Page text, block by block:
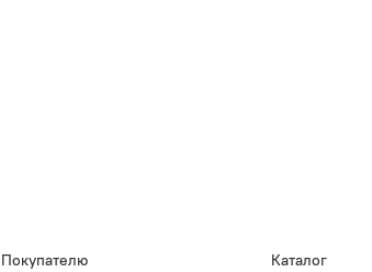
Покупателю Каталог